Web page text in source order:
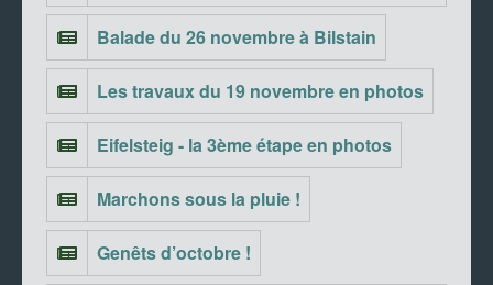
Balade du 26 novembre à Bilstain
Les travaux du 19 novembre en photos
Eifelsteig - la 3ème étape en photos
Marchons sous la pluie !
Genêts d’octobre !